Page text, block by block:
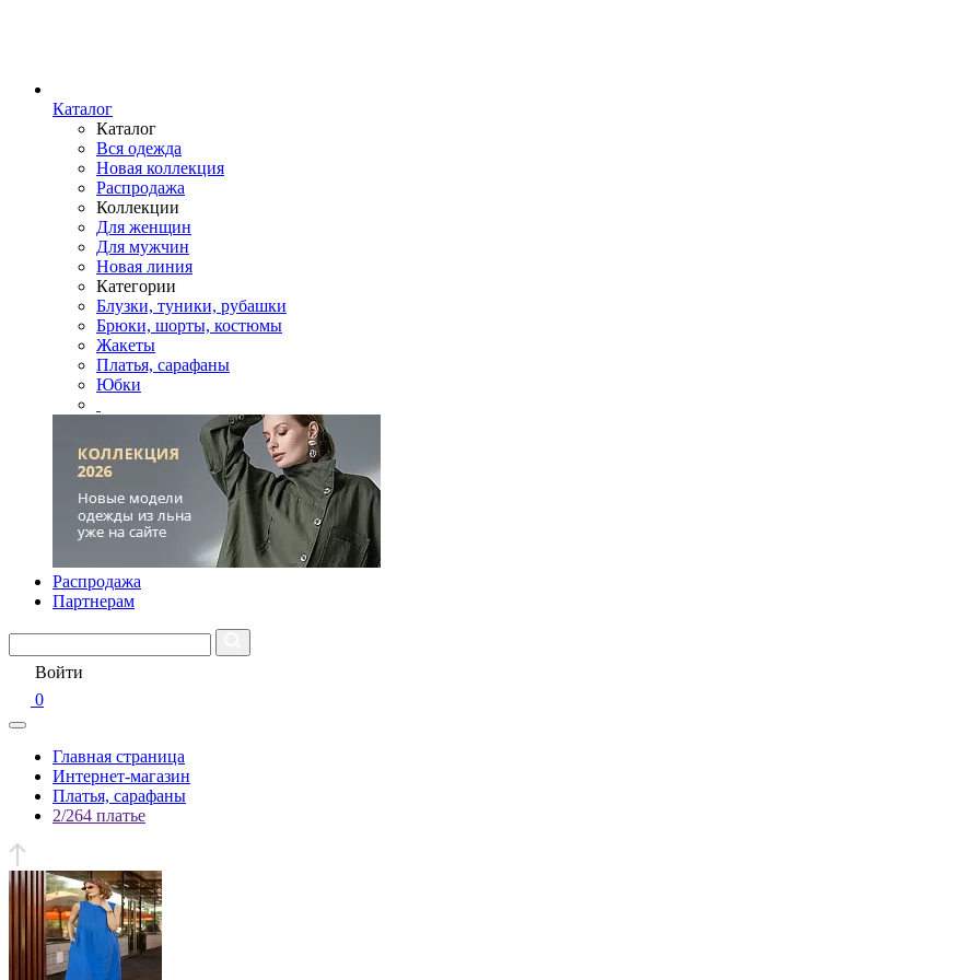
Каталог
Каталог
Вся одежда
Новая коллекция
Распродажа
Коллекции
Для женщин
Для мужчин
Новая линия
Категории
Блузки, туники, рубашки
Брюки, шорты, костюмы
Жакеты
Платья, сарафаны
Юбки
Распродажа
Партнерам
Войти
0
Главная страница
Интернет-магазин
Платья, сарафаны
2/264 платье